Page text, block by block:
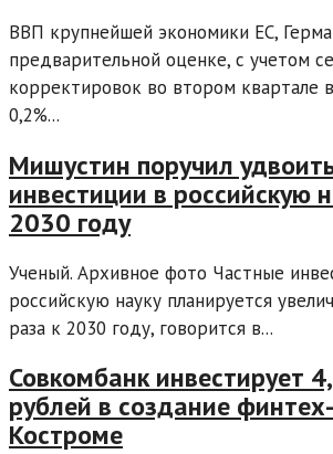
ВВП крупнейшей экономики ЕС,
предварительной оценке, с учетом
корректировок во втором квартале
0,2%...
Мишустин поручил
инвестиции в российскую
2030 году
Ученый. Архивное фото Частные
российскую науку планируется
раза к 2030 году, говорится в...
Совкомбанк инвестирует
рублей в создание
Костроме